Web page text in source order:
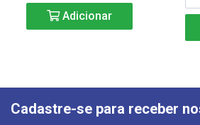
Adicionar
Cadastre-se para receber